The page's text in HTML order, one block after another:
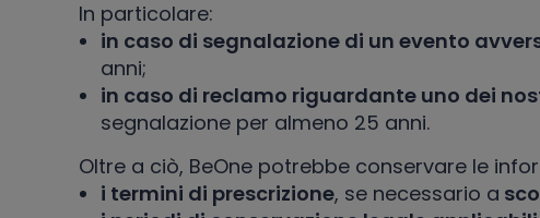
In particolare:
in caso di segnalazione di un evento
anni;
in caso di reclamo riguardante uno dei
segnalazione per almeno 25 anni.
Oltre a ciò, BeOne potrebbe conservare le
i termini di prescrizione, se necessario a